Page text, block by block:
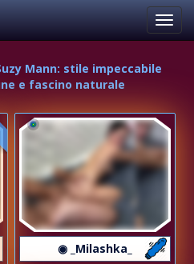
Mann: stile impeccabile
e fascino naturale
◉ _Milashka_